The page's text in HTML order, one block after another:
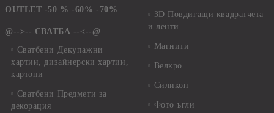
OUTLET -50 % -60% -70%
@-->-- СВАТБА --<--@
Сватбени Декупажни
хартии, дизайнерски хартии,
картони
Сватбени Предмети за
декорация
3D Повдигащи квадратчета
и ленти
Магнити
Велкро
Силикон
Фото ъгли